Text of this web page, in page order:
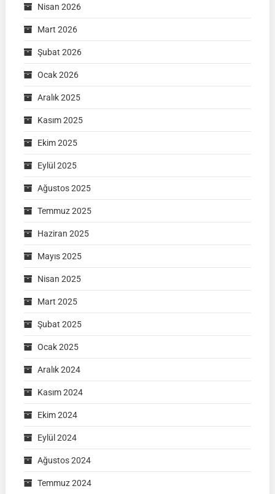
Nisan 2026
Mart 2026
Şubat 2026
Ocak 2026
Aralık 2025
Kasım 2025
Ekim 2025
Eylül 2025
Ağustos 2025
Temmuz 2025
Haziran 2025
Mayıs 2025
Nisan 2025
Mart 2025
Şubat 2025
Ocak 2025
Aralık 2024
Kasım 2024
Ekim 2024
Eylül 2024
Ağustos 2024
Temmuz 2024